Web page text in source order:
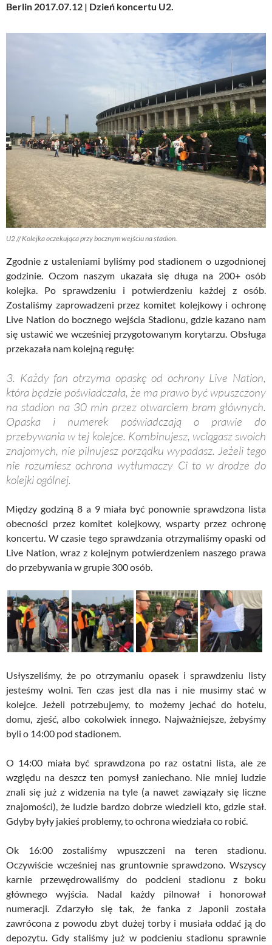
Berlin 2017.07.12 | Dzień koncertu U2.
U2 // Kolejka oczekująca przy bocznym wejściu na stadion.
Zgodnie z ustaleniami byliśmy pod stadionem o uzgodnionej
godzinie. Oczom naszym ukazała się długa na 200+ osób
kolejka. Po sprawdzeniu i potwierdzeniu każdej z osób.
Zostaliśmy zaprowadzeni przez komitet kolejkowy i ochronę
Live Nation do bocznego wejścia Stadionu, gdzie kazano nam
się ustawić we wcześniej przygotowanym korytarzu. Obsługa
przekazała nam kolejną regułę:
3. Każdy fan otrzyma opaskę od ochrony Live Nation,
która będzie poświadczała, że ma prawo być wpuszczony
na stadion na 30 min przez otwarciem bram głównych.
Opaska i numerek poświadczają o prawie do
przebywania w tej kolejce. Kombinujesz, wciągasz swoich
znajomych, nie pilnujesz porządku wypadasz. Jeżeli tego
nie rozumiesz ochrona wytłumaczy Ci to w drodze do
kolejki ogólnej.
Między godziną 8 a 9 miała być ponownie sprawdzona lista
obecności przez komitet kolejkowy, wsparty przez ochronę
koncertu. W czasie tego sprawdzania otrzymaliśmy opaski od
Live Nation, wraz z kolejnym potwierdzeniem naszego prawa
do przebywania w grupie 300 osób.
Usłyszeliśmy, że po otrzymaniu opasek i sprawdzeniu listy
jesteśmy wolni. Ten czas jest dla nas i nie musimy stać w
kolejce. Jeżeli potrzebujemy, to możemy jechać do hotelu,
domu, zjeść, albo cokolwiek innego. Najważniejsze, żebyśmy
byli o 14:00 pod stadionem.
O 14:00 miała być sprawdzona po raz ostatni lista, ale ze
względu na deszcz ten pomysł zaniechano. Nie mniej ludzie
znali się już z widzenia na tyle (a nawet zawiązały się liczne
znajomości), że ludzie bardzo dobrze wiedzieli kto, gdzie stał.
Gdyby były jakieś problemy, to ochrona wiedziała co robić.
Ok 16:00 zostaliśmy wpuszczeni na teren stadionu.
Oczywiście wcześniej nas gruntownie sprawdzono. Wszyscy
karnie przewędrowaliśmy do podcieni stadionu z boku
głównego wyjścia. Nadal każdy pilnował i honorował
numeracji. Zdarzyło się tak, że fanka z Japonii została
zawrócona z powodu zbyt dużej torby i musiała oddać ją do
depozytu. Gdy staliśmy już w podcieniu stadionu sprawnie